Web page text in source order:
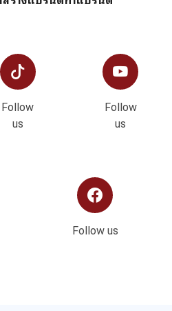
Follow
us
Follow
us
Follow us